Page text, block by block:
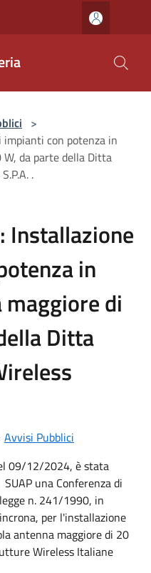
>
impianti con potenza in
da parte della Ditta
.
Installazione
in
di
Ditta
Avvisi Pubblici
09/12/2024, è stata
una Conferenza di
n. 241/1990, in
per l'installazione
antenna maggiore di 20
Wireless Italiane